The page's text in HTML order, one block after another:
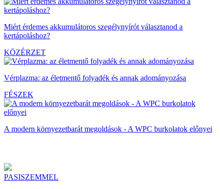
Miért érdemes akkumulátoros szegélynyírót választanod a
kertápoláshoz?
KÖZÉRZET
Vérplazma: az életmentő folyadék és annak adományozása
FÉSZEK
A modern környezetbarát megoldások - A WPC burkolatok előnyei
PASISZEMMEL